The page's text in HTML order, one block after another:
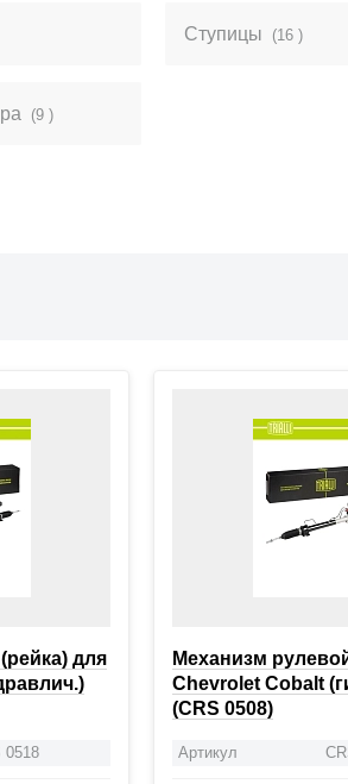
(9 )
Ступицы (16 )
для
0518
Механизм
Chevrolet Cobalt
(CRS 0508)
Артикул